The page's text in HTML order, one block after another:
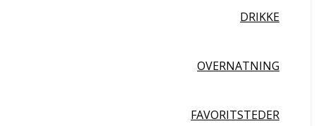
DRIKKE
OVERNATNING
FAVORITSTEDER